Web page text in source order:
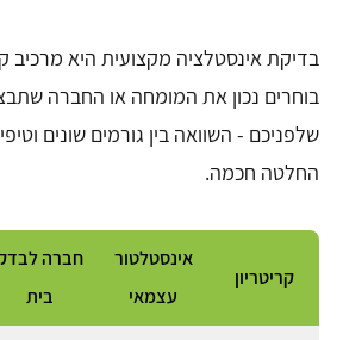
בדיקת אינסטלציה מקצועית היא מרכיב
בוחרים נכון את המומחה או החברה
שלפניכם - השוואה בין גורמים שונים
החלטה חכמה.
קריטריון
אינסטלטור
עצמאי
חברה
בית